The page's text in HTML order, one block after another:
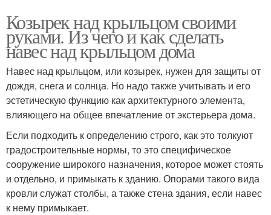
Навесы над входной
дверью
Козырек над крыльцом своими
руками. Из чего и как сделать
навес над крыльцом дома
Навес над крыльцом, или козырек, нужен для защиты от
дождя, снега и солнца. Но надо также учитывать и его
эстетическую функцию как архитектурного элемента,
влияющего на общее впечатление от экстерьера дома.
Если подходить к определению строго, как это толкуют
градостроительные нормы, то это специфическое
сооружение широкого назначения, которое может стоять
и отдельно, и примыкать к зданию. Опорами такого вида
кровли служат столбы, а также стена здания, если навес
к нему примыкает.